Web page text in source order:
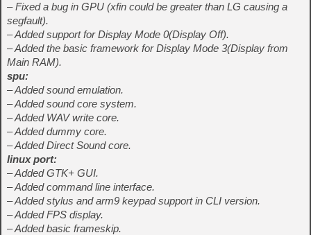
– Fixed a bug in GPU (xfin could be greater than LG causing a
segfault).
– Added support for Display Mode 0(Display Off).
– Added the basic framework for Display Mode 3(Display from
Main RAM).
spu:
– Added sound emulation.
– Added sound core system.
– Added WAV write core.
– Added dummy core.
– Added Direct Sound core.
linux port:
– Added GTK+ GUI.
– Added command line interface.
– Added stylus and arm9 keypad support in CLI version.
– Added FPS display.
– Added basic frameskip.